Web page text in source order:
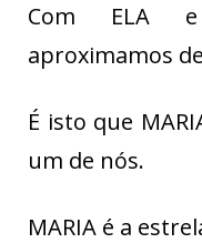
Com ELA
aproximamos
É isto que
um de nós.
MARIA é a